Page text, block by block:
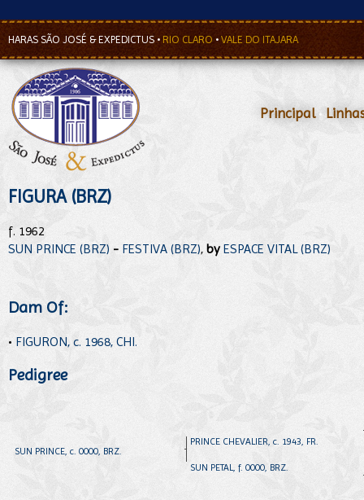
HARAS SÃO JOSÉ & EXPEDICTUS • RIO CLARO • VALE DO ITAJARA
Principal•
FIGURA (BRZ)
f. 1962
SUN PRINCE (BRZ) - FESTIVA (BRZ), by ESPACE VITAL (BRZ)
Dam Of:
• FIGURON, c. 1968, CHI.
Pedigree
SUN PRINCE, c. 0000, BRZ.
PRINCE CHEVALIER, c. 1943, FR.
SUN PETAL, f. 0000, BRZ.